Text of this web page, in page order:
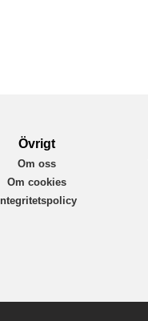
Övrigt
Om oss
Om cookies
Integritetspolicy